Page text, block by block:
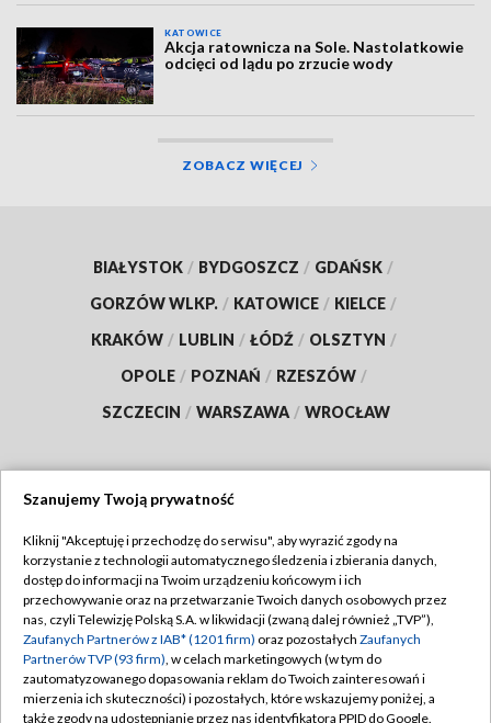
KATOWICE
Akcja ratownicza na Sole. Nastolatkowie
odcięci od lądu po zrzucie wody
ZOBACZ WIĘCEJ
BIAŁYSTOK / BYDGOSZCZ / GDAŃSK /
GORZÓW WLKP. / KATOWICE / KIELCE /
KRAKÓW / LUBLIN / ŁÓDŹ / OLSZTYN /
OPOLE / POZNAŃ / RZESZÓW /
SZCZECIN / WARSZAWA / WROCŁAW
TVP
Abonament TVP
Emisja w TVP
Centrum informacji TVP
Naziemna Telewizja Cyfrowa
Regulamin TVP
Polityka prywatności
Moje zgody
Pomoc
Szanujemy Twoją prywatność
Kliknij "Akceptuję i przechodzę do serwisu", aby wyrazić zgody na
korzystanie z technologii automatycznego śledzenia i zbierania danych,
dostęp do informacji na Twoim urządzeniu końcowym i ich
przechowywanie oraz na przetwarzanie Twoich danych osobowych przez
nas, czyli Telewizję Polską S.A. w likwidacji (zwaną dalej również „TVP”),
Zaufanych Partnerów z IAB* (1201 firm) oraz pozostałych Zaufanych
Partnerów TVP (93 firm), w celach marketingowych (w tym do
zautomatyzowanego dopasowania reklam do Twoich zainteresowań i
mierzenia ich skuteczności) i pozostałych, które wskazujemy poniżej, a
także zgody na udostępnianie przez nas identyfikatora PPID do Google.